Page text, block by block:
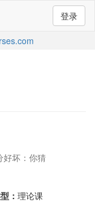
登录
好坏：你猜
： 理论课